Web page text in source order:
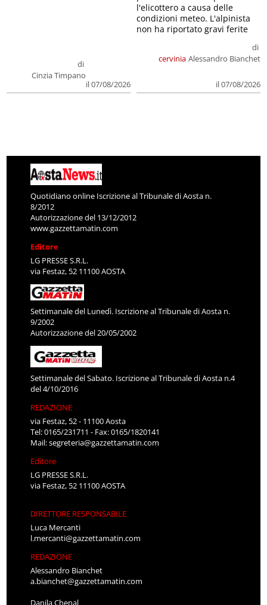
di
Cinzia Timpano
il 07/08/2026
cervinia
di
Alessandro Bianchet
il 07/08/2026
l'elicottero a causa delle
condizioni meteo. L'alpinista
non ha riportato gravi ferite
Quotidiano online Iscrizione al Tribunale di Aosta n.
8/2012
Autorizzazione del 13/12/2012
www.gazzettamatin.com
Editore
LG PRESSE S.R.L.
via Festaz, 52 11100 AOSTA
Settimanale del Lunedì. Iscrizione al Tribunale di Aosta n.
9/2002
Autorizzazione del 20/05/2002
Settimanale del Sabato. Iscrizione al Tribunale di Aosta n.4
del 4/10/2016
REDAZIONE
via Festaz, 52 - 11100 Aosta
Tel: 0165/231711 - Fax: 0165/1820141
Mail:segreteria@gazzettamatin.com
Editore
LG PRESSE S.R.L.
via Festaz, 52 11100 AOSTA
DIRETTORE RESPONSABILE
Luca Mercanti
l.mercanti@gazzettamatin.com
REDAZIONE
Alessandro Bianchet
a.bianchet@gazzettamatin.com
Danila Chenal